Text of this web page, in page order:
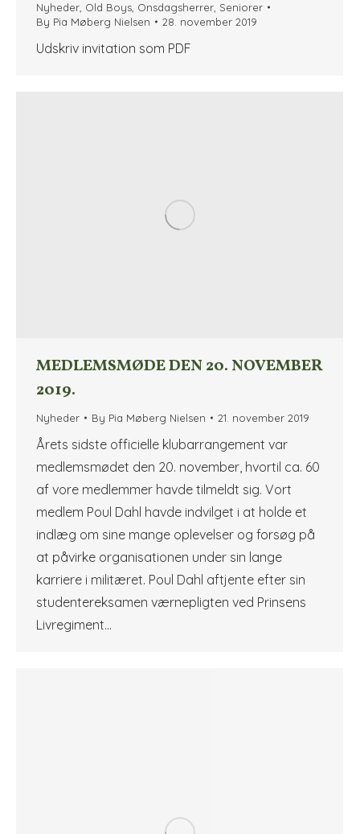
Nyheder, Old Boys, Onsdagsherrer, Seniorer
By Pia Møberg Nielsen 28. november 2019
Udskriv invitation som PDF
MEDLEMSMØDE DEN 20. NOVEMBER
2019.
Nyheder By Pia Møberg Nielsen 21. november 2019
Årets sidste officielle klubarrangement var
medlemsmødet den 20. november, hvortil ca. 60
af vore medlemmer havde tilmeldt sig. Vort
medlem Poul Dahl havde indvilget i at holde et
indlæg om sine mange oplevelser og forsøg på
at påvirke organisationen under sin lange
karriere i militæret. Poul Dahl aftjente efter sin
studentereksamen værnepligten ved Prinsens
Livregiment…